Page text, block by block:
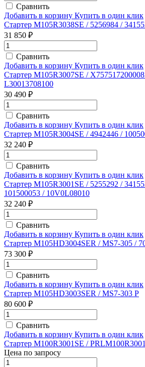
Сравнить
Добавить в корзину Купить в один клик
Стартер M105R3038SE / 5256984 /
31 850 ₽
Сравнить
Добавить в корзину Купить в один клик
Стартер M105R3007SE /
L30013708100
30 490 ₽
Сравнить
Добавить в корзину Купить в один клик
Стартер M105R3004SE / 4942446 /
32 240 ₽
Сравнить
Добавить в корзину Купить в один клик
Стартер M105R3001SE / 5255292 /
101500053 / 10V0L08010
32 240 ₽
Сравнить
Добавить в корзину Купить в один клик
Стартер M105HD3004SER / MS7-305 /
73 300 ₽
Сравнить
Добавить в корзину Купить в один клик
Стартер M105HD3003SER / MS7-303 P
80 600 ₽
Сравнить
Добавить в корзину Купить в один клик
Стартер M100R3001SE /
Цена по запросу